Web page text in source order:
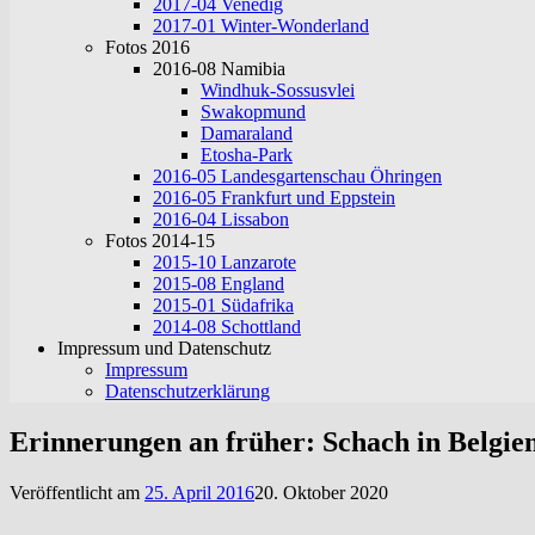
2017-04 Venedig
2017-01 Winter-Wonderland
Fotos 2016
2016-08 Namibia
Windhuk-Sossusvlei
Swakopmund
Damaraland
Etosha-Park
2016-05 Landesgartenschau Öhringen
2016-05 Frankfurt und Eppstein
2016-04 Lissabon
Fotos 2014-15
2015-10 Lanzarote
2015-08 England
2015-01 Südafrika
2014-08 Schottland
Impressum und Datenschutz
Impressum
Datenschutzerklärung
Erinnerungen an früher: Schach in
Veröffentlicht am 25. April 201620. Oktober 2020